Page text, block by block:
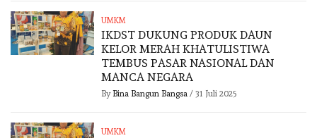
UMKM
IKDST DUKUNG PRODUK DAUN
KELOR MERAH KHATULISTIWA
TEMBUS PASAR NASIONAL DAN
MANCA NEGARA
By Bina Bangun Bangsa / 31 Juli 2025
UMKM